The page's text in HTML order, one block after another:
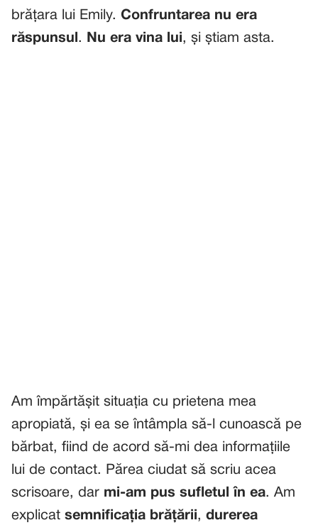
brățara lui Emily. Confruntarea nu era
răspunsul . Nu era vina lui, și știam asta.
Am împărtășit situația cu prietena mea
apropiată, și ea se întâmpla să-l cunoască pe
bărbat, fiind de acord să-mi dea informațiile
lui de contact. Părea ciudat să scriu acea
scrisoare, dar mi-am pus sufletul în ea. Am
explicat semnificația brățării, durerea